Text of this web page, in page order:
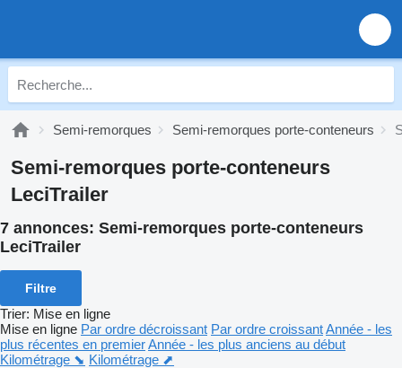
Semi-remorques Semi-remorques porte-conteneurs
Semi-remorques porte-conteneurs
LeciTrailer
7 annonces: Semi-remorques porte-conteneurs
LeciTrailer
Filtre
Trier: Mise en ligne
Mise en ligne Par ordre décroissant Par ordre croissantAnnée - les
plus récentes en premierAnnée - les plus anciens au début
Kilométrage ⬊ Kilométrage ⬈